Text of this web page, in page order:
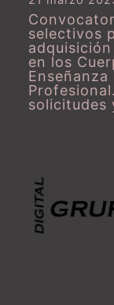
selectivos
en los
solicitudes